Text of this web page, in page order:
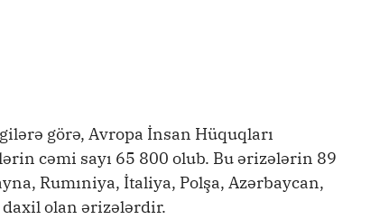
görə, Avropa İnsan Hüquqları
cəmi sayı 65 800 olub. Bu ərizələrin 89
Rumıniya, İtaliya, Polşa, Azərbaycan,
olan ərizələrdir.